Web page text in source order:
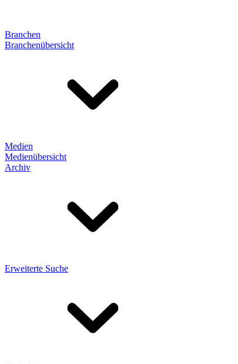
Branchen
Branchenübersicht
Medien
Medienübersicht
Archiv
Erweiterte Suche